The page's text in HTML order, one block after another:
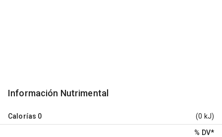
Información Nutrimental
Calorías 0 (0 kJ)
% DV*